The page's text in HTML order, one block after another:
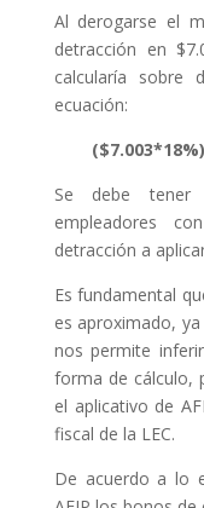
Al derogarse el
detracción en
calcularía sobre
ecuación:
Se debe tener
empleadores
detracción a
Es fundamental
es aproximado,
nos permite
forma de cálculo,
el aplicativo de
fiscal de la LEC.
De acuerdo a lo